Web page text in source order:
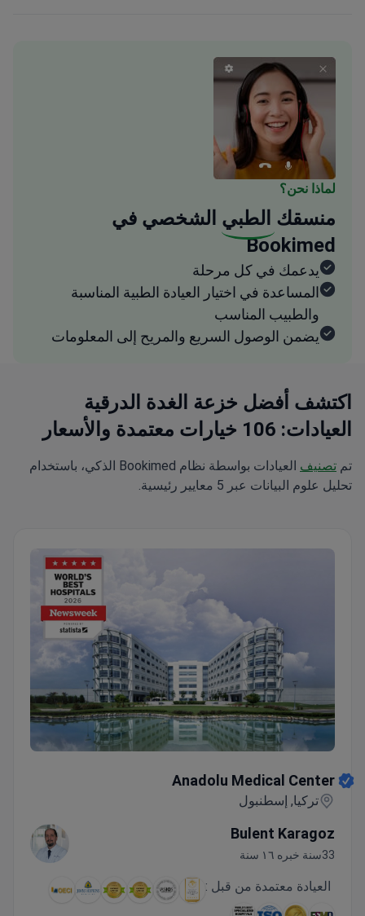
لماذا نحن؟
منسقك الطبي الشخصي في
Bookimed
يدعمك في كل مرحلة
المساعدة في اختيار العيادة الطبية المناسبة
والطبيب المناسب
يضمن الوصول السريع والمريح إلى المعلومات
اكتشف أفضل خزعة الغدة الدرقية
العيادات: 106 خيارات معتمدة والأسعار
تم تصنيف
العيادات بواسطة نظام Bookimed الذكي، باستخدام
تحليل علوم البيانات عبر 5 معايير رئيسية.
Anadolu Medical Center
تركيا, إسطنبول
Bulent Karagoz
33سنة خبره ١٦ سنة
العيادة معتمدة من قبل :